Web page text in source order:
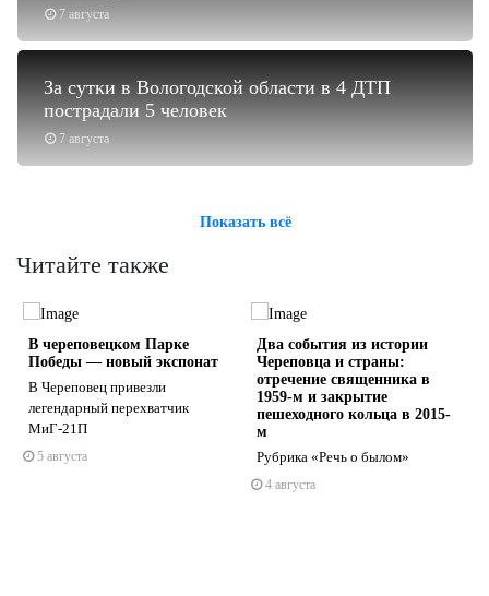
7 августа
7 августа
За сутки в Вологодской области в 4 ДТП
пострадали 5 человек
Показать всё
Читайте также
В череповецком Парке
Победы — новый экспонат
В Череповец привезли
легендарный перехватчик
МиГ-21П
5 августа
Два события из истории
Череповца и страны:
отречение священника в
1959-м и закрытие
пешеходного кольца в 2015-
м
Рубрика «Речь о былом»
4 августа